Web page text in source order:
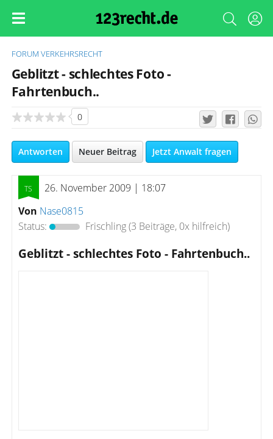
FORUM VERKEHRSRECHT
Geblitzt - schlechtes Foto -
Fahrtenbuch..
0
Antworten Neuer Beitrag Jetzt Anwalt fragen
26. November 2009 | 18:07
Von Nase0815
Status:
Frischling(3 Beiträge, 0x hilfreich)
Geblitzt - schlechtes Foto - Fahrtenbuch..